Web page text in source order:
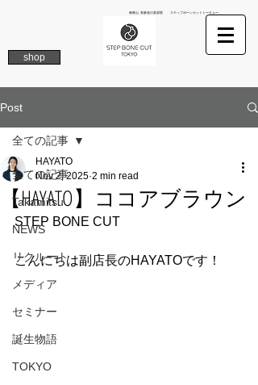
南青山 表参道の美容院 ステップボーンカットトーキョー
shop
Post
全ての記事
Takamitsu
NEWS
リクルート
メディア
セミナー
誕生物語
TOKYO
全ての記事
【HAYATO】ココアブラウン
HAYATO
Nov 2, 2025 2 min read
STEP BONE CUT
こんにちは副店長のHAYATOです！